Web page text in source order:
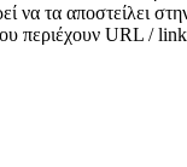
να τα αποστείλει
περιέχουν URL /